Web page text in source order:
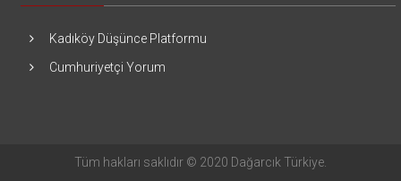
Kadıköy Düşünce Platformu
Cumhuriyetçi Yorum
Tüm hakları saklıdır © 2020 Dağarcık Türkiye.